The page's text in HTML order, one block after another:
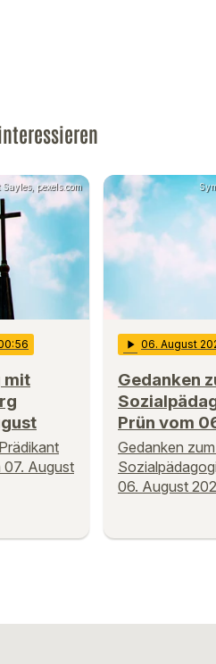
pexels.com
mit
07. August
play_arrow 06. August
Gedanken
Prün vom
Gedanken
06. August